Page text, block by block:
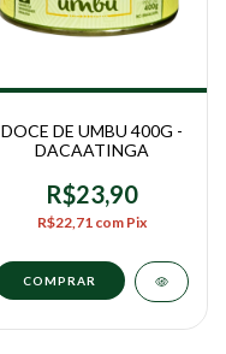
DOCE DE UMBU 400G -
DACAATINGA
R$23,90
R$22,71 com Pix